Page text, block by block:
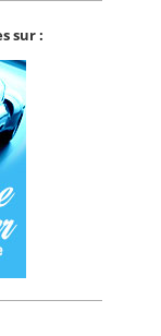
sur :